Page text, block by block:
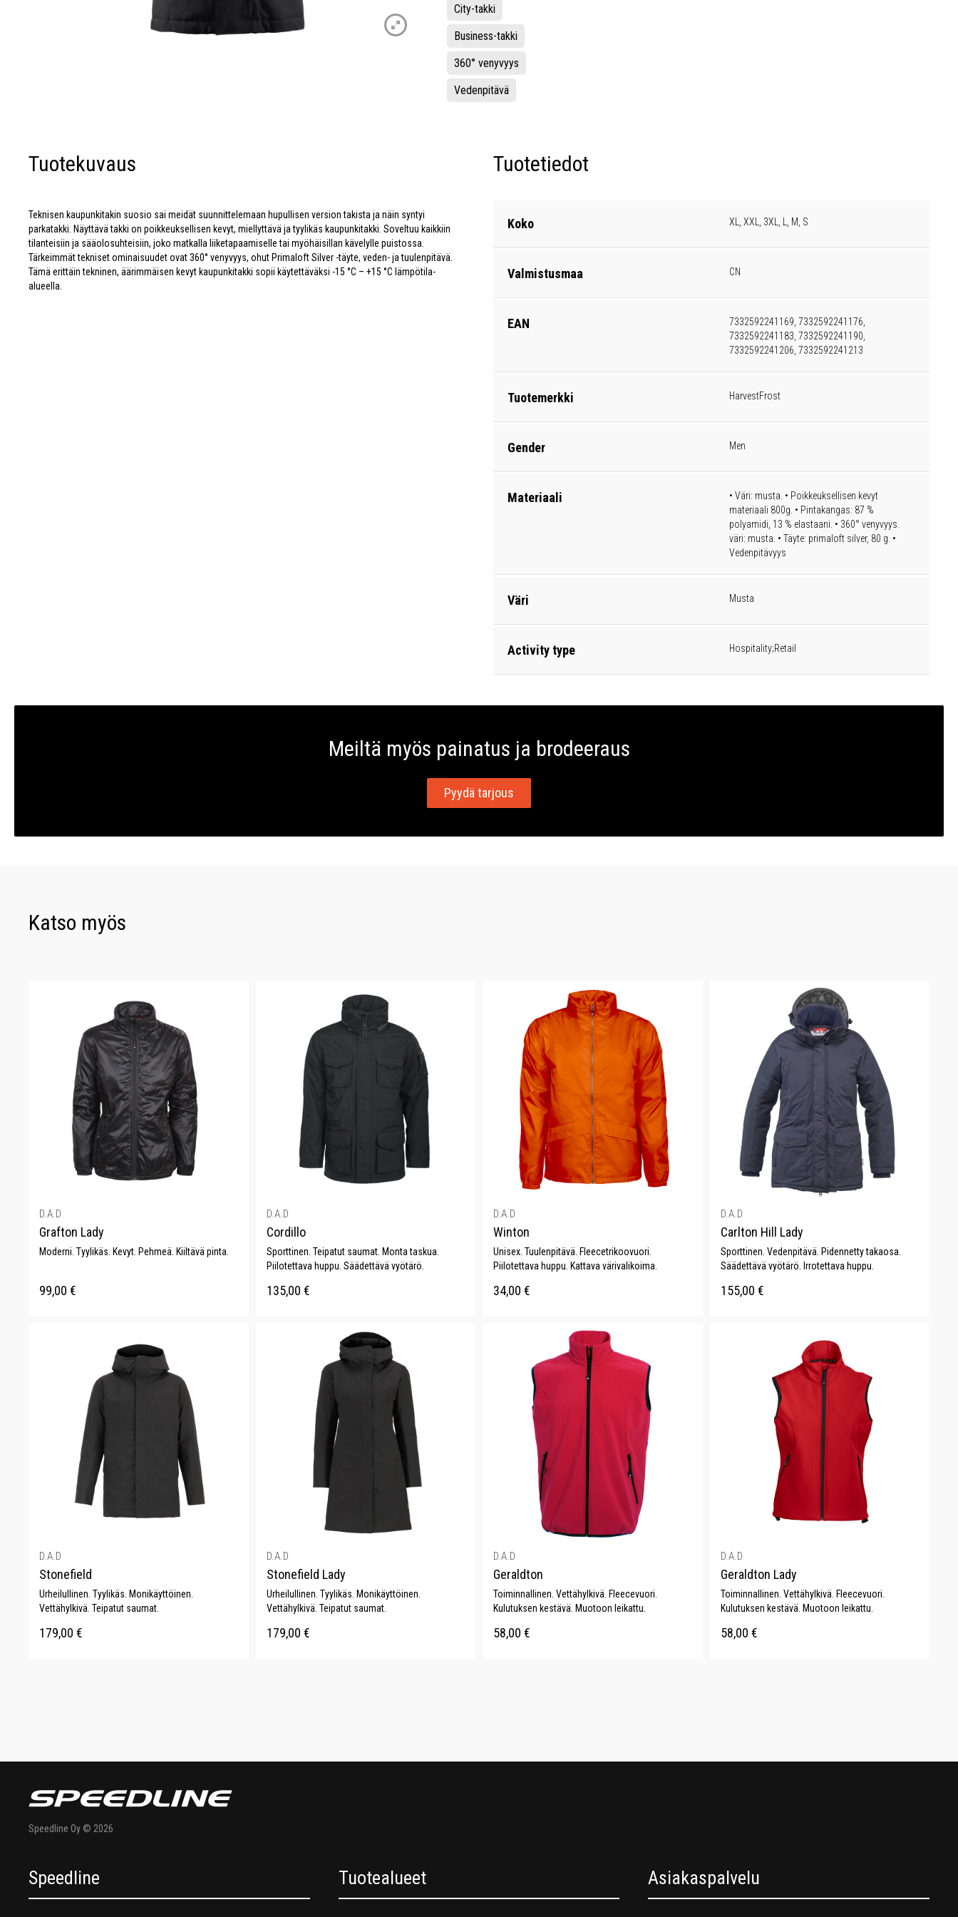
City-takki
Business-takki
360° venyvyys
Vedenpitävä
Tuotekuvaus
Teknisen kaupunkitakin suosio sai meidät suunnittelemaan hupullisen version takista ja näin syntyi
parkatakki. Näyttävä takki on poikkeuksellisen kevyt, miellyttävä ja tyylikäs kaupunkitakki. Soveltuu kaikkiin
tilanteisiin ja sääolosuhteisiin, joko matkalla liiketapaamiselle tai myöhäisillan kävelylle puistossa.
Tärkeimmät tekniset ominaisuudet ovat 360° venyvyys, ohut Primaloft Silver -täyte, veden- ja tuulenpitävä.
Tämä erittäin tekninen, äärimmäisen kevyt kaupunkitakki sopii käytettäväksi -15 °C – +15 °C lämpötila-
alueella.
Tuotetiedot
Koko XL, XXL, 3XL, L, M, S
Valmistusmaa CN
EAN
7332592241169, 7332592241176,
7332592241183, 7332592241190,
7332592241206, 7332592241213
Tuotemerkki HarvestFrost
Gender Men
Materiaali
• Väri: musta. • Poikkeuksellisen kevyt
materiaali 800g. • Pintakangas: 87 %
polyamidi, 13 % elastaani. • 360° venyvyys.
väri: musta. • Täyte: primaloft silver, 80 g. •
Vedenpitävyys
Väri Musta
Activity type Hospitality;Retail
Meiltä myös painatus ja brodeeraus
Pyydä tarjous
Katso myös
D.A.D
Grafton Lady
Moderni. Tyylikäs. Kevyt. Pehmeä. Kiiltävä pinta.
99,00 €
D.A.D
Cordillo
Sporttinen. Teipatut saumat. Monta taskua.
Piilotettava huppu. Säädettävä vyötärö.
135,00 €
D.A.D
Winton
Unisex. Tuulenpitävä. Fleecetrikoovuori.
Piilotettava huppu. Kattava värivalikoima.
34,00 €
D.A.D
Carlton Hill Lady
Sporttinen. Vedenpitävä. Pidennetty takaosa.
Säädettävä vyötärö. Irrotettava huppu.
155,00 €
D.A.D
Stonefield
Urheilullinen. Tyylikäs. Monikäyttöinen.
Vettähylkivä. Teipatut saumat.
179,00 €
D.A.D
Stonefield Lady
Urheilullinen. Tyylikäs. Monikäyttöinen.
Vettähylkivä. Teipatut saumat.
179,00 €
D.A.D
Geraldton
Toiminnallinen. Vettähylkivä. Fleecevuori.
Kulutuksen kestävä. Muotoon leikattu.
58,00 €
D.A.D
Geraldton Lady
Toiminnallinen. Vettähylkivä. Fleecevuori.
Kulutuksen kestävä. Muotoon leikattu.
58,00 €
Speedline Oy © 2026
Speedline Tuotealueet Asiakaspalvelu